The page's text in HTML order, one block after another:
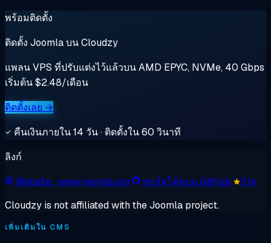
พร้อมติดตั้ง
ติดตั้ง Joomla บน Cloudzy
แพลน VPS ที่ปรับแต่งไว้แล้วบน AMD EPYC, NVMe, 40 Gbps
เริ่มต้น $2.48/เดือน
ติดตั้งเลย →
คืนเงินภายใน 14 วัน · ติดตั้งใน 60 วินาที
ลิงก์
Website· www.joomla.org ซอร์สโค้ดบน GitHub
5.1k
Cloudzy is not affiliated with the Joomla project.
เพิ่มเติมใน CMS